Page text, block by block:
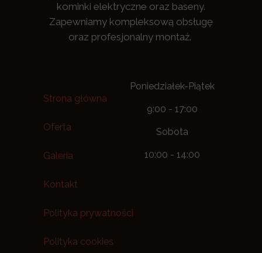
kominki elektryczne oraz baseny.
Zapewniamy kompleksową obsługę
oraz profesjonalny montaż.
Strona główna
Oferta
Galeria
Kontakt
Polityka prywatności
Polityka cookies
Poniedziałek-Piątek
9:00 - 17:00
Sobota
10:00 - 14:00